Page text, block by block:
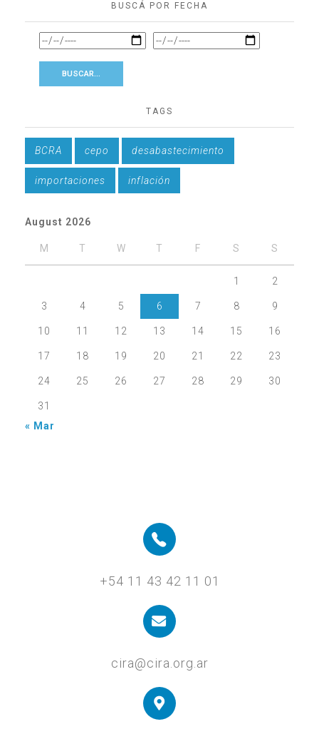
BUSCÁ POR FECHA
TAGS
BCRA cepo desabastecimiento
importaciones inflación
August 2026
M T W T F S S
1 2
3 4 5 6 7 8 9
10 11 12 13 14 15 16
17 18 19 20 21 22 23
24 25 26 27 28 29 30
31
« Mar
+54 11 43 42 11 01
cira@cira.org.ar